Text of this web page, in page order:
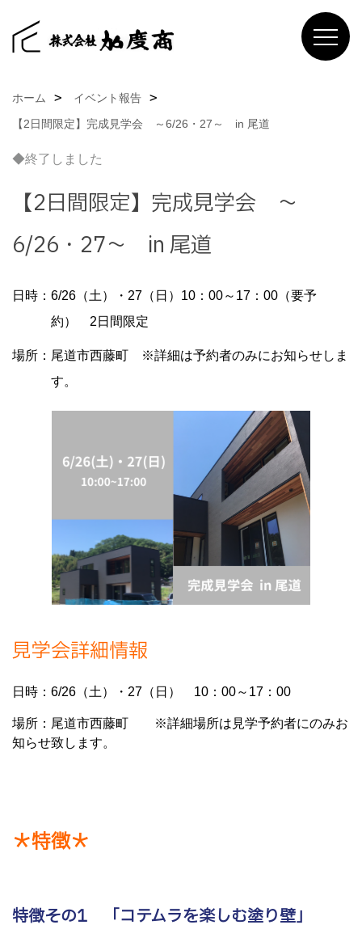
ホーム
イベント報告
【2日間限定】完成見学会 ～6/26・27～ in 尾道
◆終了しました
【2日間限定】完成見学会 ～
6/26・27～ in 尾道
日時：6/26（土）・27（日）10：00～17：00（要予
約） 2日間限定
場所：尾道市西藤町 ※詳細は予約者のみにお知らせしま
す。
見学会詳細情報
日時：6/26（土）・27（日） 10：00～17：00
場所：尾道市西藤町 ※詳細場所は見学予約者にのみお
知らせ致します。
＊特徴＊
特徴その1 「コテムラを楽しむ塗り壁」